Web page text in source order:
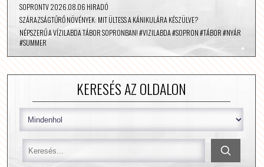
SOPRONTV 2026.08.06 HIRADÓ
SZÁRAZSÁGTŰRŐ NÖVÉNYEK: MIT ÜLTESS A KÁNIKULÁRA KÉSZÜLVE?
NÉPSZERŰ A VÍZILABDA TÁBOR SOPRONBAN! #VIZILABDA #SOPRON #TÁBOR #NYÁR
#SUMMER
KERESÉS AZ OLDALON